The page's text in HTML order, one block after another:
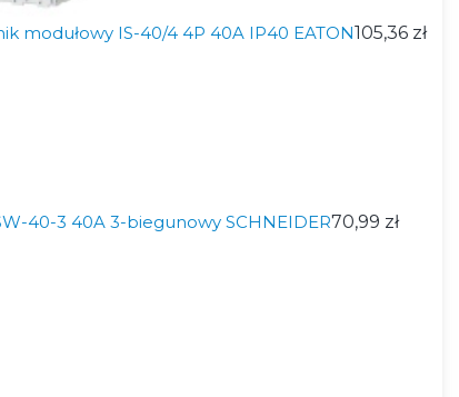
modułowy IS-40/4 4P 40A IP40 EATON105,36 zł
40-3 40A 3-biegunowy SCHNEIDER70,99 zł